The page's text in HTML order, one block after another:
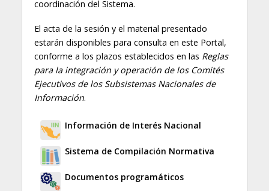
coordinación del Sistema.
El acta de la sesión y el material presentado
estarán disponibles para consulta en este Portal,
conforme a los plazos establecidos en las Reglas
para la integración y operación de los Comités
Ejecutivos de los Subsistemas Nacionales de
Información.
Información de Interés Nacional
Sistema de Compilación Normativa
Documentos programáticos